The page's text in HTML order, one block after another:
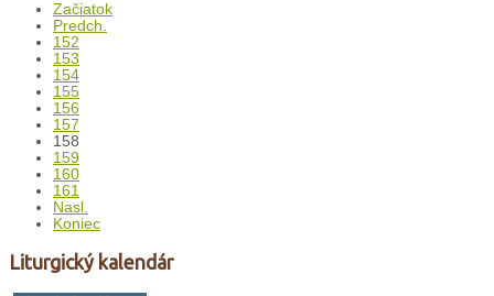
Začiatok
Predch.
152
153
154
155
156
157
158
159
160
161
Nasl.
Koniec
Liturgický kalendár